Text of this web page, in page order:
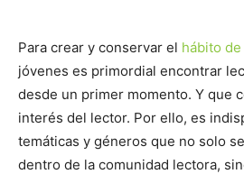
Para crear y conservar el hábito
jóvenes es primordial encontrar
desde un primer momento. Y que
interés del lector. Por ello, es
temáticas y géneros que no solo
dentro de la comunidad lectora,